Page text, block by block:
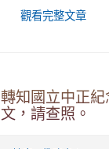
觀看完整文章
轉知國立中正
文，請查照。